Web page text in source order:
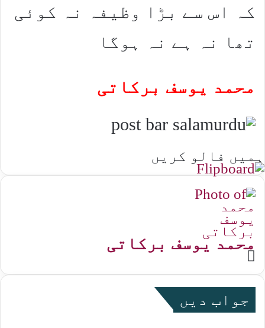
کہ اس سے بڑا وظیفہ نہ کوئی
تھا نہ ہے نہ ہوگا
محمد یوسف برکاتی
ہمیں فالو کریں
محمد یوسف برکاتی
Website
جواب دیں